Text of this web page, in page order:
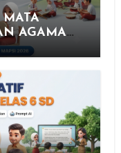
AGAMA
(MAPSI)